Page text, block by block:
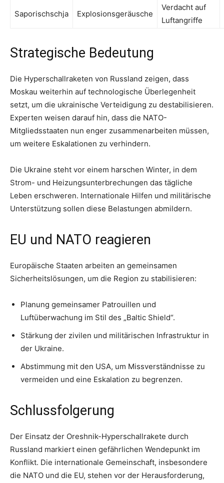
Saporischschja Explosionsgeräusche
Verdacht auf
Luftangriffe
Strategische Bedeutung
Die Hyperschallraketen von Russland zeigen, dass
Moskau weiterhin auf technologische Überlegenheit
setzt, um die ukrainische Verteidigung zu destabilisieren.
Experten weisen darauf hin, dass die NATO-
Mitgliedsstaaten nun enger zusammenarbeiten müssen,
um weitere Eskalationen zu verhindern.
Die Ukraine steht vor einem harschen Winter, in dem
Strom- und Heizungsunterbrechungen das tägliche
Leben erschweren. Internationale Hilfen und militärische
Unterstützung sollen diese Belastungen abmildern.
EU und NATO reagieren
Europäische Staaten arbeiten an gemeinsamen
Sicherheitslösungen, um die Region zu stabilisieren:
Planung gemeinsamer Patrouillen und
Luftüberwachung im Stil des „Baltic Shield“.
Stärkung der zivilen und militärischen Infrastruktur in
der Ukraine.
Abstimmung mit den USA, um Missverständnisse zu
vermeiden und eine Eskalation zu begrenzen.
Schlussfolgerung
Der Einsatz der Oreshnik-Hyperschallrakete durch
Russland markiert einen gefährlichen Wendepunkt im
Konflikt. Die internationale Gemeinschaft, insbesondere
die NATO und die EU, stehen vor der Herausforderung,